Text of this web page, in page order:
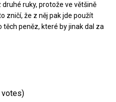
ruky, protože ve většině
zničí, že z něj pak jde použít
těch peněz, které by jinak dal za